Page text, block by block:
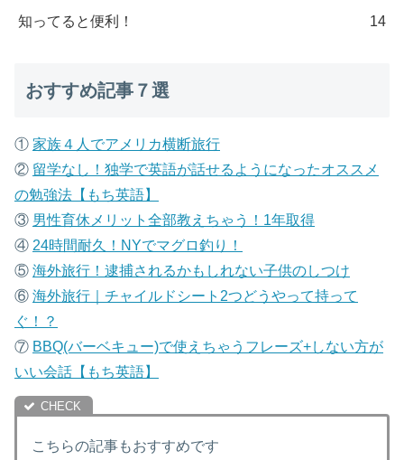
知ってると便利！ 14
おすすめ記事７選
① 家族４人でアメリカ横断旅行
② 留学なし！独学で英語が話せるようになったオススメ
の勉強法【もち英語】
③ 男性育休メリット全部教えちゃう！1年取得
④ 24時間耐久！NYでマグロ釣り！
⑤ 海外旅行！逮捕されるかもしれない子供のしつけ
⑥ 海外旅行｜チャイルドシート2つどうやって持って
ぐ！？
⑦ BBQ(バーベキュー)で使えちゃうフレーズ+しない方が
いい会話【もち英語】
こちらの記事もおすすめです